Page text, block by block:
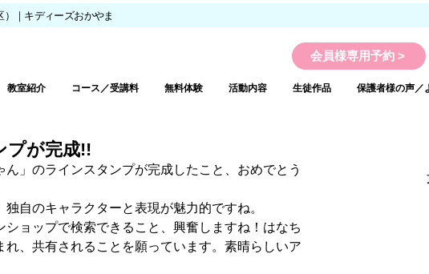
｜キディーズおかやま
会員様専用予約 >
教室紹介 コース／受講料 無料体験 活動内容 生徒作品 保護者様の声／
プが完成!!
」のラインスタンプが完成したこと、おめでとう
自のキャラクターと表現が魅力的ですね。
ョップで検索できること、興奮しますね！はなち
、共有されることを願っています。素晴らしいア